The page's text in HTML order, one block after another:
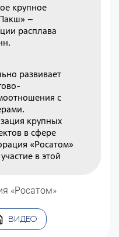
крупное
–
расплава
развивает
с
крупных
в сфере
«Росатом»
в этой
«Росатом»
ВИДЕО